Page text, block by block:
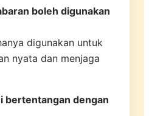
boleh digunakan
digunakan untuk
nyata dan menjaga
bertentangan dengan